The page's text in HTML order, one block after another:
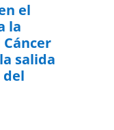
el
la
salida
del